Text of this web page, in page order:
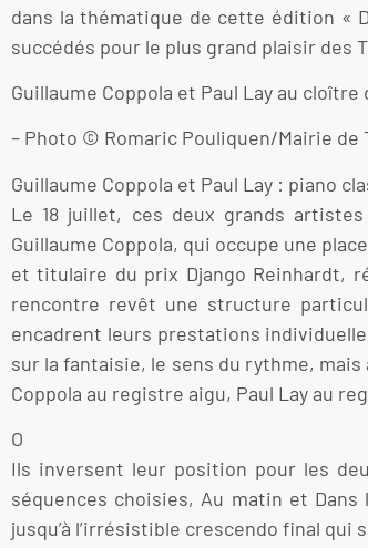
dans la thématique de cette édition «
succédés pour le plus grand plaisir des
Guillaume Coppola et Paul Lay au cloître
– Photo © Romaric Pouliquen/Mairie de
Guillaume Coppola et Paul Lay : piano
Le 18 juillet, ces deux grands
Guillaume Coppola, qui occupe une
et titulaire du prix Django Reinhardt,
rencontre revêt une structure
encadrent leurs prestations
sur la fantaisie, le sens du rythme,
Coppola au registre aigu, Paul Lay au
O
Ils inversent leur position pour les
séquences choisies, Au matin et
jusqu’à l’irrésistible crescendo final